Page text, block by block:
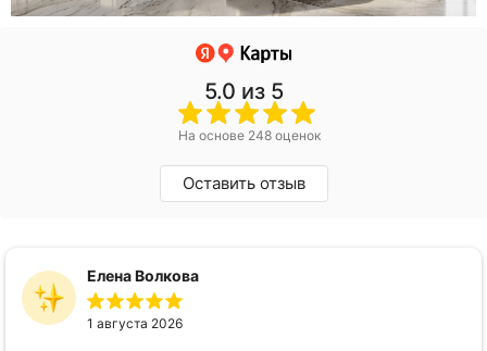
5.0 из 5
На основе 248 оценок
Оставить отзыв
Елена Волкова
1 августа 2026